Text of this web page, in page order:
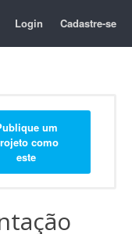
Login Cadastre-se
um
como
este